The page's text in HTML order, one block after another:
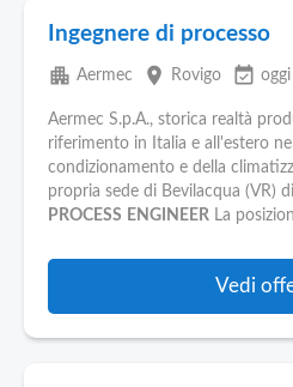
Ingegnere di processo
apartment Aermec place Rovigo event_available oggi
Aermec S.p.A., storica realtà
riferimento in Italia e all'estero
condizionamento e della
propria sede di Bevilacqua (VR)
PROCESS ENGINEER La
Vedi